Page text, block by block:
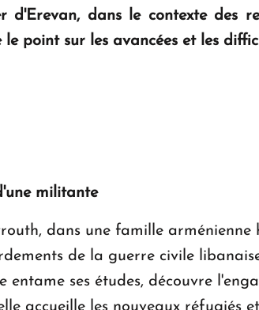
d'Erevan, dans le contexte des
point sur les avancées et les
militante
dans une famille arménienne
de la guerre civile
entame ses études, découvre